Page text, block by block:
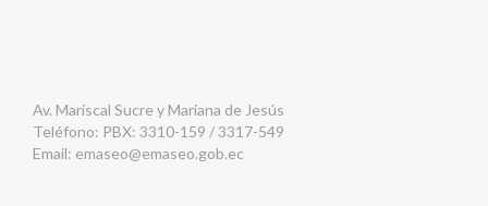
Av. Mariscal Sucre y Mariana de Jesús
Teléfono: PBX: 3310-159 / 3317-549
Email: emaseo@emaseo.gob.ec